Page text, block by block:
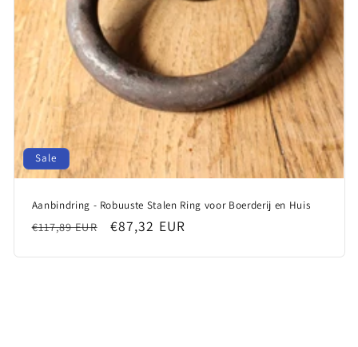
Sale
Aanbindring - Robuuste Stalen Ring voor Boerderij en Huis
Regular
€117,89 EUR
Sale
€87,32 EUR